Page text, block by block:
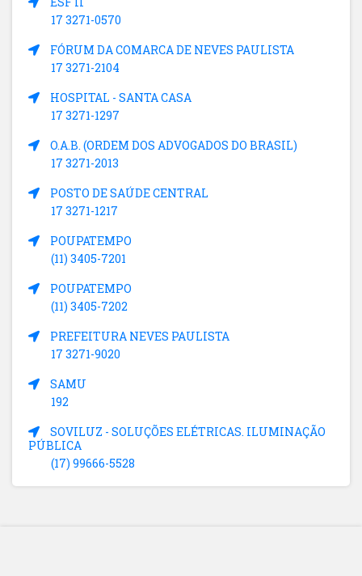
17 3271-0570
FÓRUM DA COMARCA DE NEVES PAULISTA
17 3271-2104
HOSPITAL - SANTA CASA
17 3271-1297
O.A.B. (ORDEM DOS ADVOGADOS DO BRASIL)
17 3271-2013
POSTO DE SAÚDE CENTRAL
17 3271-1217
POUPATEMPO
(11) 3405-7201
POUPATEMPO
(11) 3405-7202
PREFEITURA NEVES PAULISTA
17 3271-9020
SAMU
192
SOVILUZ - SOLUÇÕES ELÉTRICAS. ILUMINAÇÃO
PÚBLICA
(17) 99666-5528